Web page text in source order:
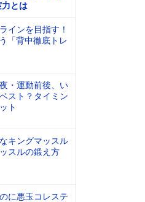
とは
インを目指す！
「背中徹底トレ
・運動前後、い
スト？タイミン
ト
キングマッスル
スルの鍛え方
に悪玉コレステ